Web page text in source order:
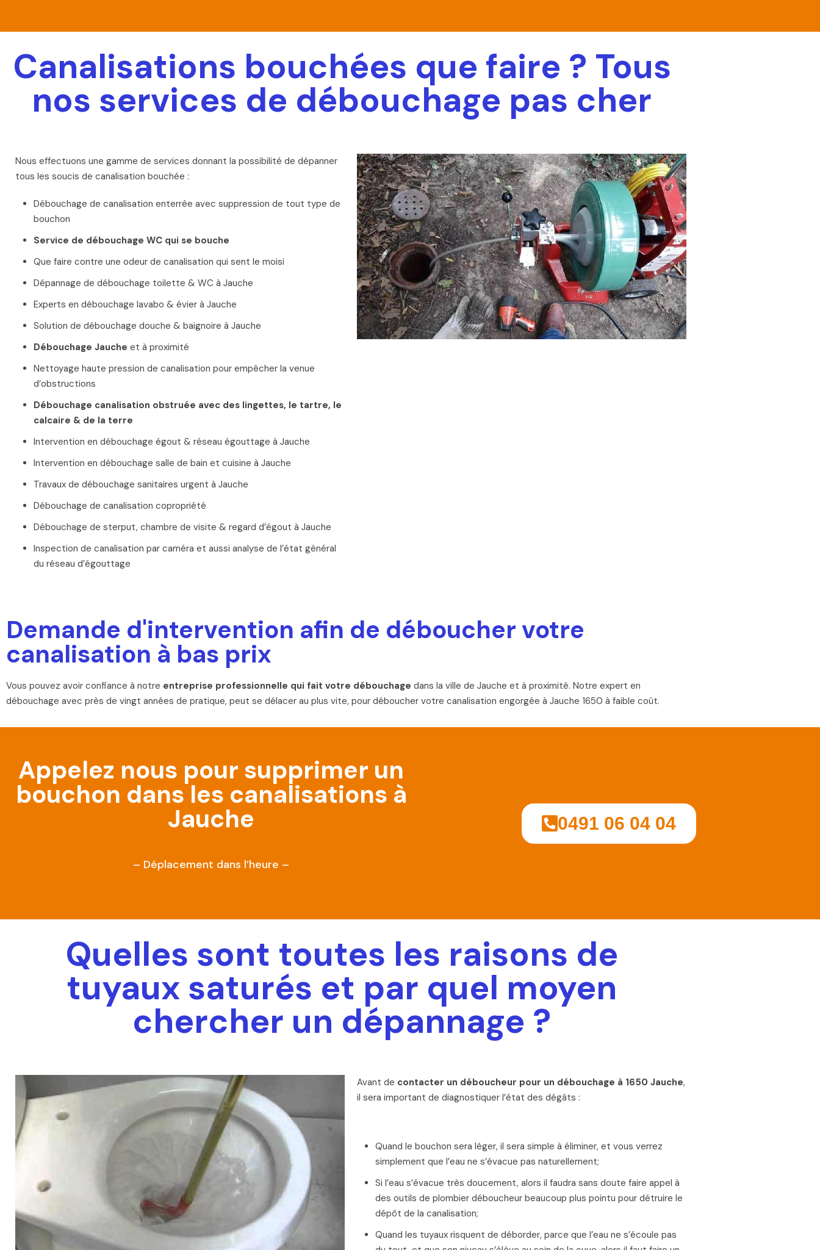
Canalisations bouchées que faire ? Tous
nos services de débouchage pas cher
Nous effectuons une gamme de services donnant la possibilité de dépanner
tous les soucis de canalisation bouchée :
Débouchage de canalisation enterrée avec suppression de tout type de
bouchon
Service de débouchage WC qui se bouche
Que faire contre une odeur de canalisation qui sent le moisi
Dépannage de débouchage toilette & WC à Jauche
Experts en débouchage lavabo & évier à Jauche
Solution de débouchage douche & baignoire à Jauche
Débouchage Jauche et à proximité
Nettoyage haute pression de canalisation pour empêcher la venue
d’obstructions
Débouchage canalisation obstruée avec des lingettes, le tartre, le
calcaire & de la terre
Intervention en débouchage égout & réseau égouttage à Jauche
Intervention en débouchage salle de bain et cuisine à Jauche
Travaux de débouchage sanitaires urgent à Jauche
Débouchage de canalisation copropriété
Débouchage de sterput, chambre de visite & regard d’égout à Jauche
Inspection de canalisation par caméra et aussi analyse de l’état général
du réseau d’égouttage
Demande d'intervention afin de déboucher votre
canalisation à bas prix
Vous pouvez avoir confiance à notre entreprise professionnelle qui fait votre débouchage dans la ville de Jauche et à proximité. Notre expert en
débouchage avec près de vingt années de pratique, peut se délacer au plus vite, pour déboucher votre canalisation engorgée à Jauche 1650 à faible coût.
Appelez nous pour supprimer un
bouchon dans les canalisations à
Jauche
– Déplacement dans l’heure –
0491 06 04 04
Quelles sont toutes les raisons de
tuyaux saturés et par quel moyen
chercher un dépannage ?
Avant de contacter un déboucheur pour un débouchage à 1650 Jauche,
il sera important de diagnostiquer l’état des dégâts :
Quand le bouchon sera léger, il sera simple à éliminer, et vous verrez
simplement que l’eau ne s’évacue pas naturellement;
Si l’eau s’évacue très doucement, alors il faudra sans doute faire appel à
des outils de plombier déboucheur beaucoup plus pointu pour détruire le
dépôt de la canalisation;
Quand les tuyaux risquent de déborder, parce que l’eau ne s’écoule pas